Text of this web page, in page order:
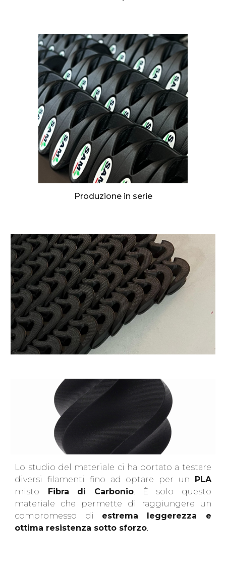
Produzione in serie
Lo studio del materiale ci ha portato a testare
diversi filamenti fino ad optare per un PLA
misto Fibra di Carbonio. È solo questo
materiale che permette di raggiungere un
compromesso di estrema leggerezza e
ottima resistenza sotto sforzo